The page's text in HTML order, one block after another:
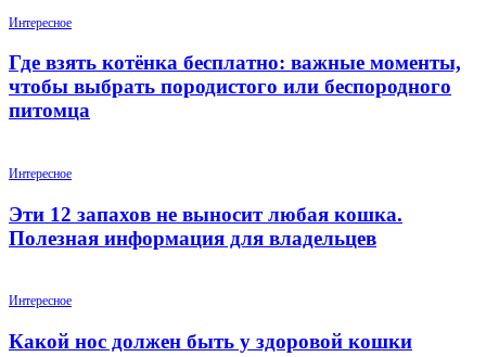
Интересное
Где взять котёнка бесплатно: важные моменты,
чтобы выбрать породистого или беспородного
питомца
Интересное
Эти 12 запахов не выносит любая кошка.
Полезная информация для владельцев
Интересное
Какой нос должен быть у здоровой кошки